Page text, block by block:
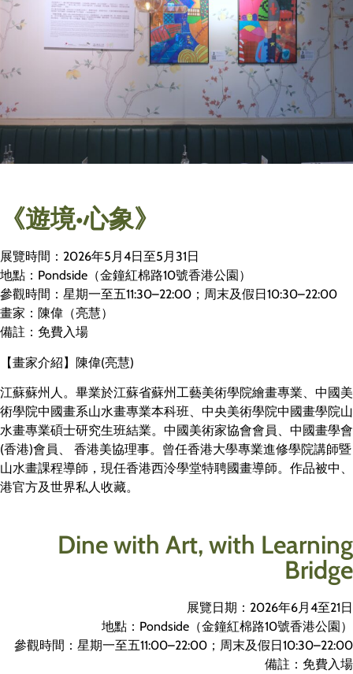
《遊境•心象》
展覽時間：2026年5月4日至5月31日
地點：Pondside（金鐘紅棉路10號香港公園）
參觀時間：星期一至五11:30–22:00；周末及假日10:30–22:00
畫家：陳偉（亮慧）
備註：免費入場
【畫家介紹】陳偉(亮慧)
江蘇蘇州人。畢業於江蘇省蘇州工藝美術學院繪畫專業、中國美
術學院中國畫系山水畫專業本科班、中央美術學院中國畫學院山
水畫專業碩士研究生班結業。中國美術家協會會員、中國畫學會
(香港)會員、 香港美協理事。曾任香港大學專業進修學院講師暨
山水畫課程導師，現任香港西泠學堂特聘國畫導師。作品被中、
港官方及世界私人收藏。
Dine with Art, with Learning
Bridge
展覽日期：2026年6月4至21日
地點：Pondside（金鐘紅棉路10號香港公園）
參觀時間：星期一至五11:00–22:00；周末及假日10:30–22:00
備註：免費入場